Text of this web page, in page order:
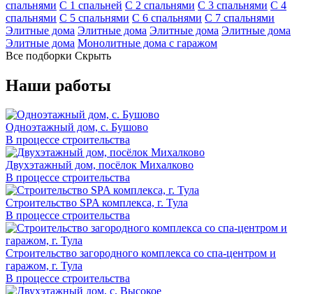
спальнями С 1 спальней С 2 спальнями С 3 спальнями С 4
спальнями С 5 спальнями С 6 спальнями С 7 спальнями
Элитные дома Элитные дома Элитные дома Элитные дома
Элитные дома Монолитные дома с гаражом
Все подборки Скрыть
Наши работы
Одноэтажный дом, с. Бушово
В процессе строительства
Двухэтажный дом, посёлок Михалково
В процессе строительства
Строительство SPA комплекса, г. Тула
В процессе строительства
Строительство загородного комплекса со спа-центром и
гаражом, г. Тула
В процессе строительства